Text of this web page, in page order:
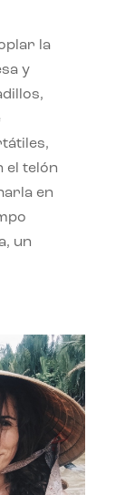
la
y
el telón
en
un